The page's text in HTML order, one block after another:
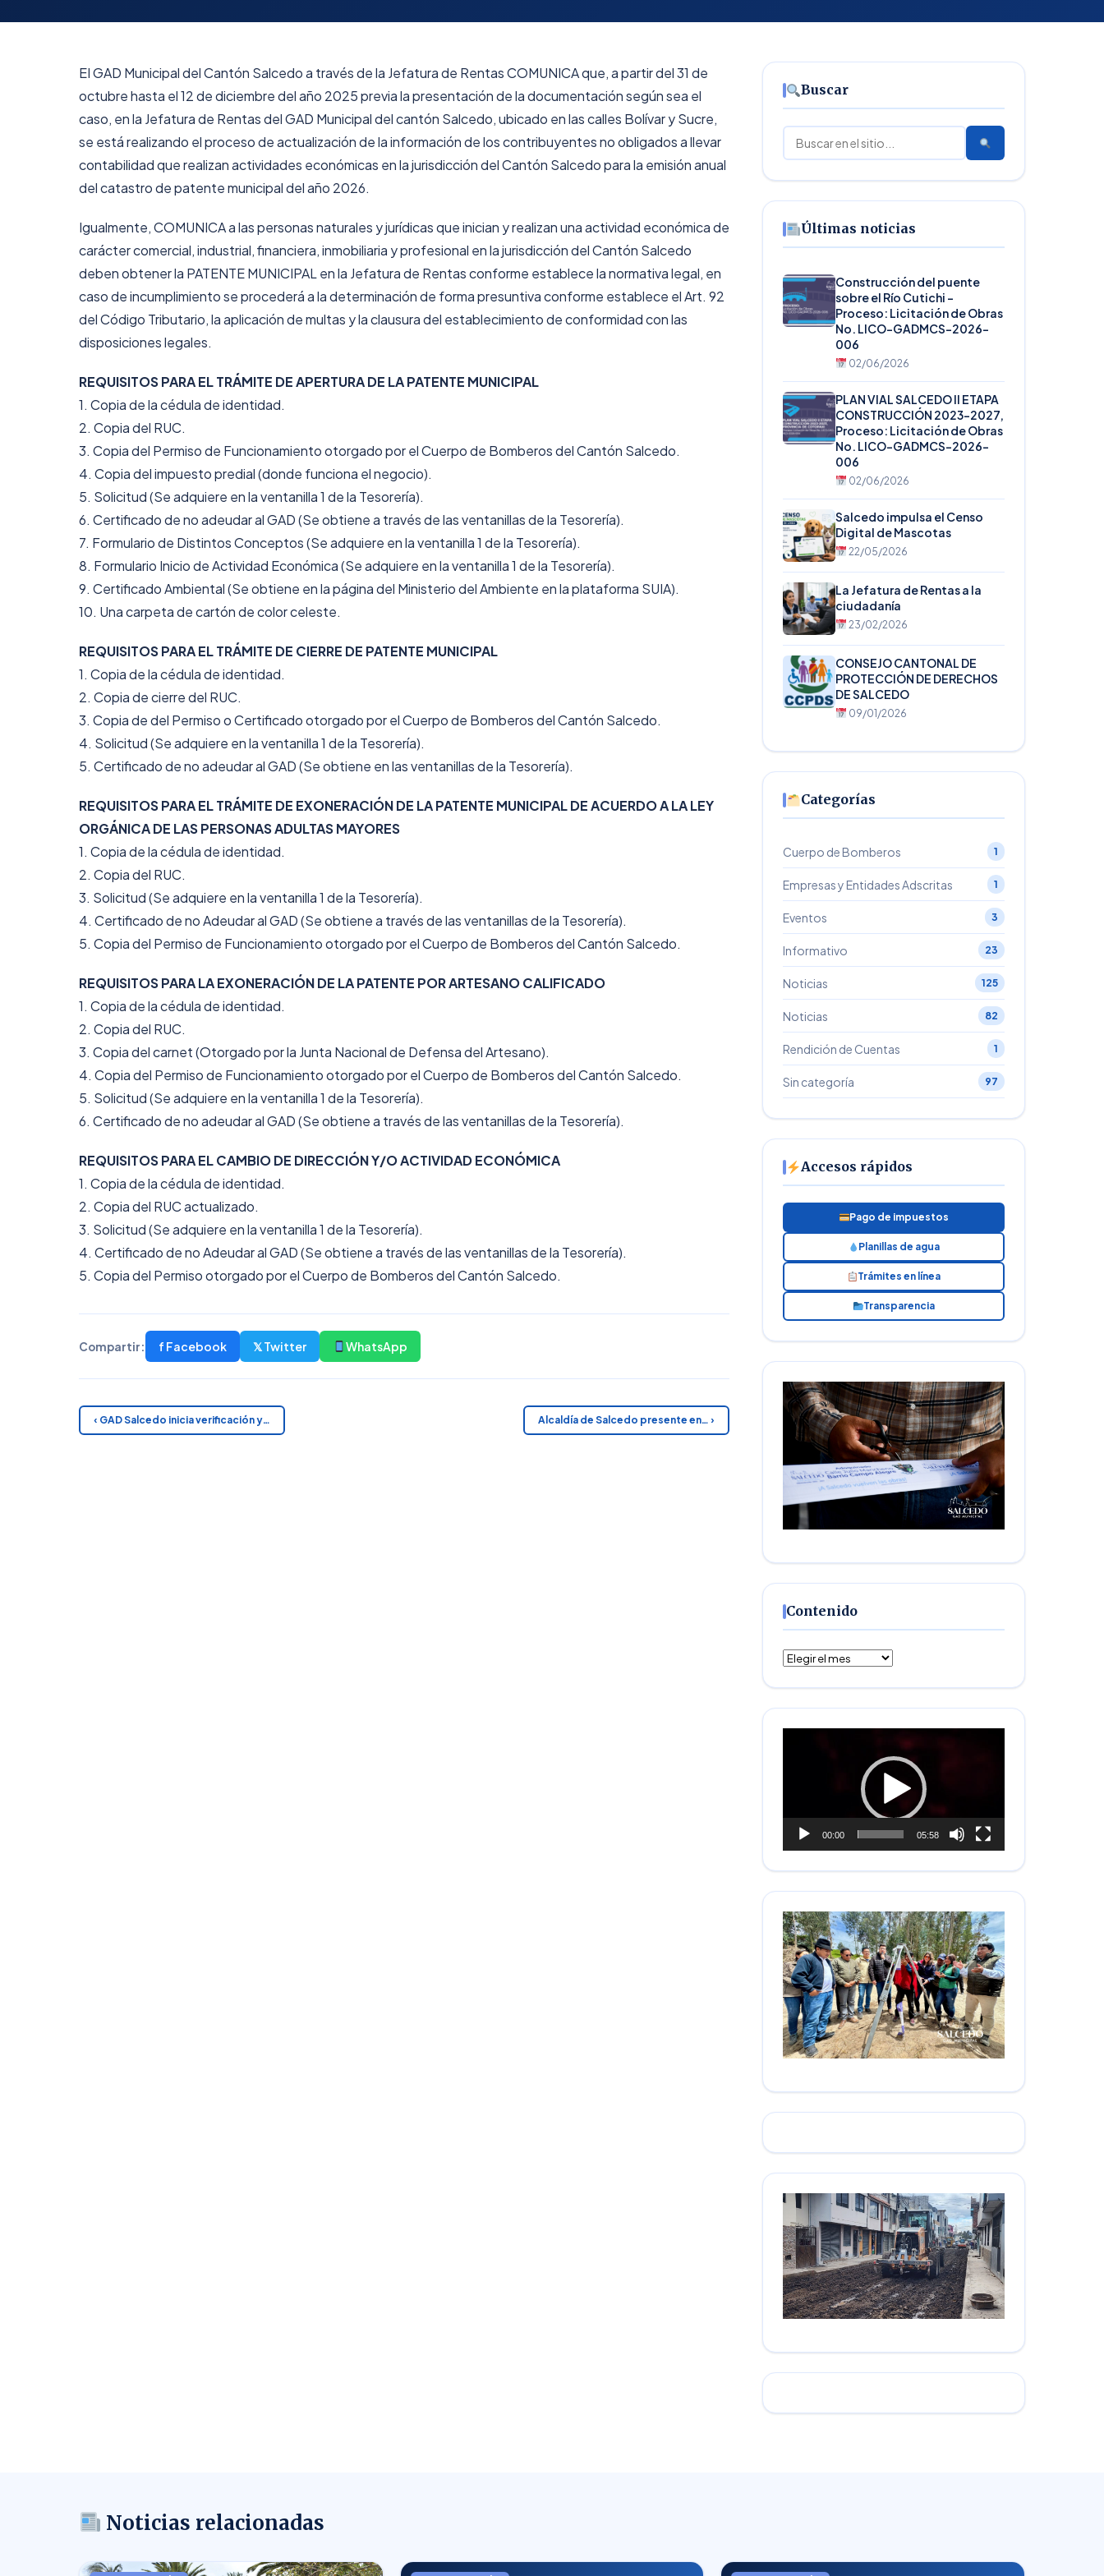
EI GAD Municipal del Cantón Salcedo a través de la Jefatura de Rentas COMUNICA que, a partir del 31 de
octubre hasta el 12 de diciembre del año 2025 previa la presentación de la documentación según sea el
caso, en la Jefatura de Rentas del GAD Municipal del cantón Salcedo, ubicado en las calles Bolívar y Sucre,
se está realizando el proceso de actualización de la información de los contribuyentes no obligados a llevar
contabilidad que realizan actividades económicas en la jurisdicción del Cantón Salcedo para la emisión anual
del catastro de patente municipal del año 2026.
Igualmente, COMUNICA a las personas naturales y jurídicas que inician y realizan una actividad económica de
carácter comercial, industrial, financiera, inmobiliaria y profesional en la jurisdicción del Cantón Salcedo
deben obtener la PATENTE MUNICIPAL en la Jefatura de Rentas conforme establece la normativa legal, en
caso de incumplimiento se procederá a la determinación de forma presuntiva conforme establece el Art. 92
del Código Tributario, la aplicación de multas y la clausura del establecimiento de conformidad con las
disposiciones legales.
REQUISITOS PARA EL TRÁMITE DE APERTURA DE LA PATENTE MUNICIPAL
1. Copia de la cédula de identidad.
2. Copia del RUC.
3. Copia del Permiso de Funcionamiento otorgado por el Cuerpo de Bomberos del Cantón Salcedo.
4. Copia del impuesto predial (donde funciona el negocio).
5. Solicitud (Se adquiere en la ventanilla 1 de la Tesorería).
6. Certificado de no adeudar al GAD (Se obtiene a través de las ventanillas de la Tesorería).
7. Formulario de Distintos Conceptos (Se adquiere en la ventanilla 1 de la Tesorería).
8. Formulario Inicio de Actividad Económica (Se adquiere en la ventanilla 1 de la Tesorería).
9. Certificado Ambiental (Se obtiene en la página del Ministerio del Ambiente en la plataforma SUIA).
10. Una carpeta de cartón de color celeste.
REQUISITOS PARA EL TRÁMITE DE CIERRE DE PATENTE MUNICIPAL
1. Copia de la cédula de identidad.
2. Copia de cierre del RUC.
3. Copia de del Permiso o Certificado otorgado por el Cuerpo de Bomberos del Cantón Salcedo.
4. Solicitud (Se adquiere en la ventanilla 1 de la Tesorería).
5. Certificado de no adeudar al GAD (Se obtiene en las ventanillas de la Tesorería).
REQUISITOS PARA EL TRÁMITE DE EXONERACIÓN DE LA PATENTE MUNICIPAL DE ACUERDO A LA LEY
ORGÁNICA DE LAS PERSONAS ADULTAS MAYORES
1. Copia de la cédula de identidad.
2. Copia del RUC.
3. Solicitud (Se adquiere en la ventanilla 1 de la Tesorería).
4. Certificado de no Adeudar al GAD (Se obtiene a través de las ventanillas de la Tesorería).
5. Copia del Permiso de Funcionamiento otorgado por el Cuerpo de Bomberos del Cantón Salcedo.
REQUISITOS PARA LA EXONERACIÓN DE LA PATENTE POR ARTESANO CALIFICADO
1. Copia de la cédula de identidad.
2. Copia del RUC.
3. Copia del carnet (Otorgado por la Junta Nacional de Defensa del Artesano).
4. Copia del Permiso de Funcionamiento otorgado por el Cuerpo de Bomberos del Cantón Salcedo.
5. Solicitud (Se adquiere en la ventanilla 1 de la Tesorería).
6. Certificado de no adeudar al GAD (Se obtiene a través de las ventanillas de la Tesorería).
REQUISITOS PARA EL CAMBIO DE DIRECCIÓN Y/O ACTIVIDAD ECONÓMICA
1. Copia de la cédula de identidad.
2. Copia del RUC actualizado.
3. Solicitud (Se adquiere en la ventanilla 1 de la Tesorería).
4. Certificado de no Adeudar al GAD (Se obtiene a través de las ventanillas de la Tesorería).
5. Copia del Permiso otorgado por el Cuerpo de Bomberos del Cantón Salcedo.
Compartir: f Facebook 𝕏 Twitter WhatsApp
‹ GAD Salcedo inicia verificación y… Alcaldía de Salcedo presente en… ›
Buscar
Buscar
Últimas noticias
Construcción del puente
sobre el Río Cutichi –
Proceso: Licitación de Obras
No. LICO-GADMCS-2026-
006
02/06/2026
PLAN VIAL SALCEDO II ETAPA
CONSTRUCCIÓN 2023-2027,
Proceso: Licitación de Obras
No. LICO-GADMCS-2026-
006
02/06/2026
Salcedo impulsa el Censo
Digital de Mascotas
22/05/2026
La Jefatura de Rentas a la
ciudadanía
23/02/2026
CONSEJO CANTONAL DE
PROTECCIÓN DE DERECHOS
DE SALCEDO
09/01/2026
Categorías
Cuerpo de Bomberos 1
Empresas y Entidades Adscritas 1
Eventos 3
Informativo 23
Noticias 125
Noticias 82
Rendición de Cuentas 1
Sin categoría 97
Accesos rápidos
Pago de impuestos
Planillas de agua
Trámites en línea
Transparencia
Contenido
Contenido
00:00 05:58
Noticias relacionadas